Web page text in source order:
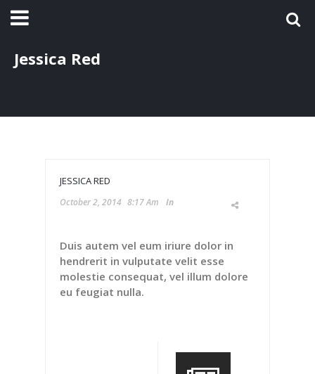
Jessica Red
JESSICA RED
October 2, 2014 8:17 Am In
Duis autem vel eum iriure dolor in
hendrerit in vulputate velit esse
molestie consequat, vel illum dolore
eu feugiat nulla.